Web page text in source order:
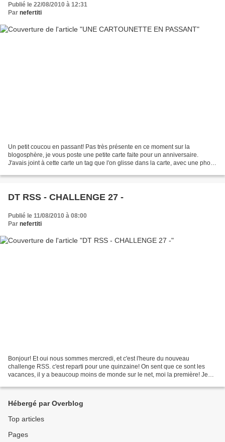
Publié le 22/08/2010 à 12:31
Par nefertiti
Un petit coucou en passant! Pas très présente en ce moment sur la
blogosphère, je vous poste une petite carte faite pour un anniversaire.
J'avais joint à cette carte un tag que l'on glisse dans la carte, avec une photo
DT RSS - CHALLENGE 27 -
Publié le 11/08/2010 à 08:00
Par nefertiti
Bonjour! Et oui nous sommes mercredi, et c'est l'heure du nouveau
challenge RSS. c'est reparti pour une quinzaine! On sent que ce sont les
vacances, il y a beaucoup moins de monde sur le net, moi la première! Je
Hébergé par Overblog
Top articles
Pages